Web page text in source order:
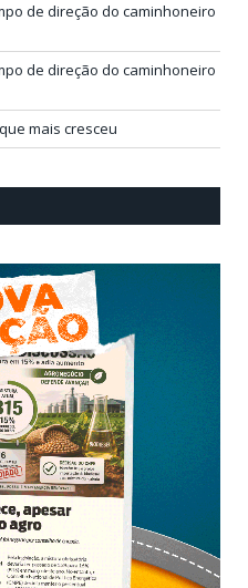
de direção do caminhoneiro
de direção do caminhoneiro
mais cresceu